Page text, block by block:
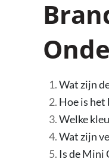
Wat zijn
Hoe is het
Welke
Wat zijn
Is de Mini